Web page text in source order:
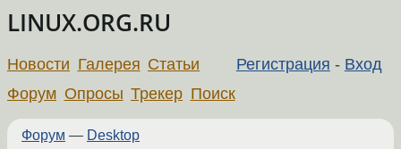
LINUX.ORG.RU
Регистрация - Вход
Новости Галерея Статьи
Форум Опросы Трекер Поиск
Форум — Desktop